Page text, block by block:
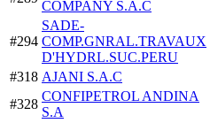
COMPANY S.A.C
#294
SADE-
COMP.GNRAL.TRAVAUX
D'HYDRL.SUC.PERU
#318 AJANI S.A.C
#328
CONFIPETROL ANDINA
S.A